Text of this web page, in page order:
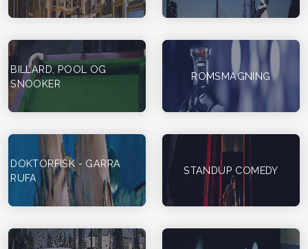
BILLARD, POOL OG
SNOOKER
ROMSMAGNING
DOKTORFISK - GARRA
RUFA
STANDUP COMEDY